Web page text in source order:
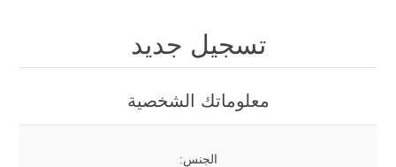
تسجيل جديد
معلوماتك الشخصية
الجنس: